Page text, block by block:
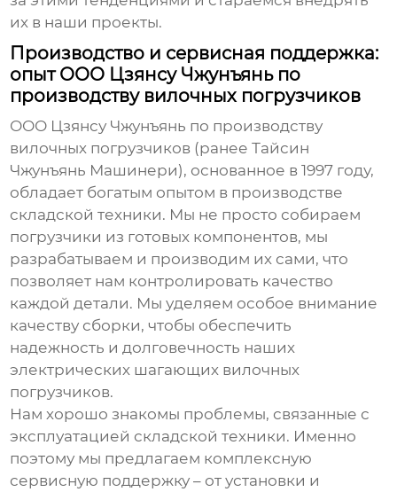
их в наши проекты.
Производство и сервисная поддержка:
опыт ООО Цзянсу Чжунъянь по
производству вилочных погрузчиков
ООО Цзянсу Чжунъянь по производству
вилочных погрузчиков (ранее Тайсин
Чжунъянь Машинери), основанное в 1997 году,
обладает богатым опытом в производстве
складской техники. Мы не просто собираем
погрузчики из готовых компонентов, мы
разрабатываем и производим их сами, что
позволяет нам контролировать качество
каждой детали. Мы уделяем особое внимание
качеству сборки, чтобы обеспечить
надежность и долговечность наших
электрических шагающих вилочных
погрузчиков.
Нам хорошо знакомы проблемы, связанные с
эксплуатацией складской техники. Именно
поэтому мы предлагаем комплексную
сервисную поддержку – от установки и